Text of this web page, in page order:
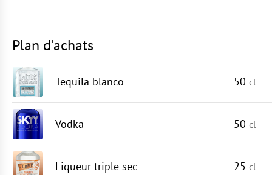
Plan d'achats
Tequila blanco 50 cl
Vodka 50 cl
Liqueur triple sec 25 cl